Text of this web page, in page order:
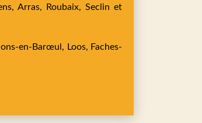
Arras, Roubaix, Seclin et
en-Barœul, Loos, Faches-